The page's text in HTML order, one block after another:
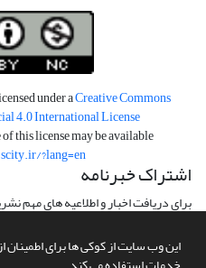
این وب سایت از کوکی ها برای اطمینان
under aCreative Commons
4.0 International License
this license may be available
?lang=en
اشتراک خبرنامه
برای دریافت اخبار و اطلاعیه های مهم